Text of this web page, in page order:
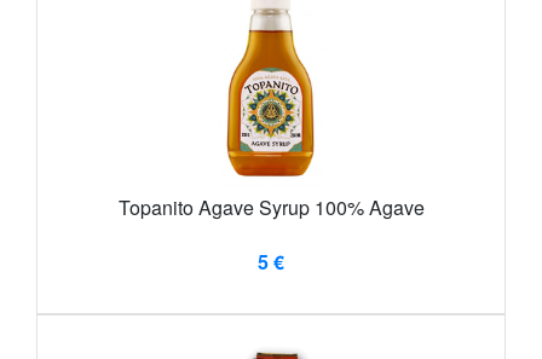
Topanito Agave Syrup 100% Agave
5 €